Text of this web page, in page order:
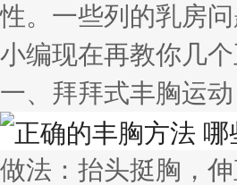
性。一些列的乳房
小编现在再教你几
一、拜拜式丰胸运动
做法：抬头挺胸，